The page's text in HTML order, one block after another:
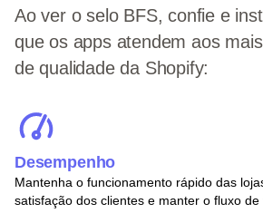
Ao ver o selo BFS, confie e
que os apps atendem aos
de qualidade da Shopify:
Desempenho
Mantenha o funcionamento rápido das
satisfação dos clientes e manter o fluxo de